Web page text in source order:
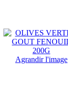
Agrandir l'image